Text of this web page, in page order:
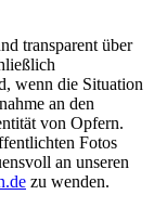
transparent über
wenn die Situation
an den
von Opfern.
Fotos
an unseren
zu wenden.